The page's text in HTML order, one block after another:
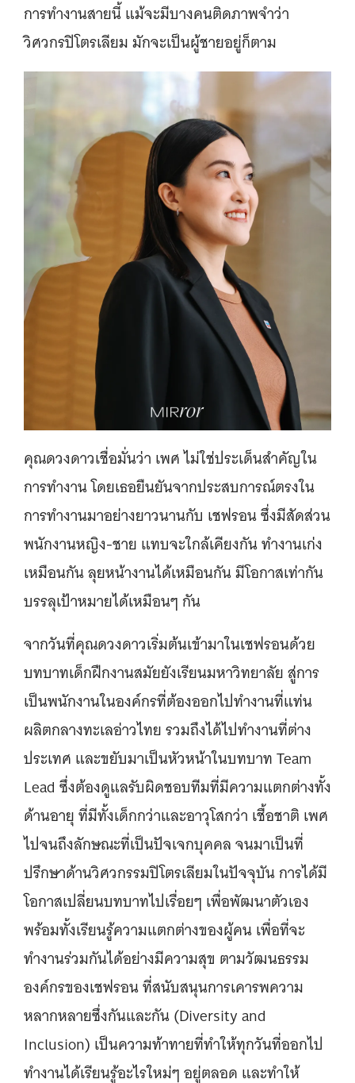
การทำงานสายนี้ แม้จะมีบางคนติดภาพจำว่า
วิศวกรปิโตรเลียม มักจะเป็นผู้ชายอยู่ก็ตาม
คุณดวงดาวเชื่อมั่นว่า เพศ ไม่ใช่ประเด็นสำคัญใน
การทำงาน โดยเธอยืนยันจากประสบการณ์ตรงใน
การทำงานมาอย่างยาวนานกับ เชฟรอน ซึ่งมีสัดส่วน
พนักงานหญิง-ชาย แทบจะใกล้เคียงกัน ทำงานเก่ง
เหมือนกัน ลุยหน้างานได้เหมือนกัน มีโอกาสเท่ากัน
บรรลุเป้าหมายได้เหมือนๆ กัน
จากวันที่คุณดวงดาวเริ่มต้นเข้ามาในเชฟรอนด้วย
บทบาทเด็กฝึกงานสมัยยังเรียนมหาวิทยาลัย สู่การ
เป็นพนักงานในองค์กรที่ต้องออกไปทำงานที่แท่น
ผลิตกลางทะเลอ่าวไทย รวมถึงได้ไปทำงานที่ต่าง
ประเทศ และขยับมาเป็นหัวหน้าในบทบาท Team
Lead ซึ่งต้องดูแลรับผิดชอบทีมที่มีความแตกต่างทั้ง
ด้านอายุ ที่มีทั้งเด็กกว่าและอาวุโสกว่า เชื้อชาติ เพศ
ไปจนถึงลักษณะที่เป็นปัจเจกบุคคล จนมาเป็นที่
ปรึกษาด้านวิศวกรรมปิโตรเลียมในปัจจุบัน การได้มี
โอกาสเปลี่ยนบทบาทไปเรื่อยๆ เพื่อพัฒนาตัวเอง
พร้อมทั้งเรียนรู้ความแตกต่างของผู้คน เพื่อที่จะ
ทำงานร่วมกันได้อย่างมีความสุข ตามวัฒนธรรม
องค์กรของเชฟรอน ที่สนับสนุนการเคารพความ
หลากหลายซึ่งกันและกัน (Diversity and
Inclusion) เป็นความท้าทายที่ทำให้ทุกวันที่ออกไป
ทำงานได้เรียนรู้อะไรใหม่ๆ อยู่ตลอด และทำให้